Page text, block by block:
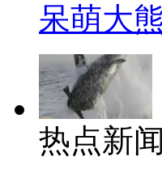
呆萌大
热点新闻